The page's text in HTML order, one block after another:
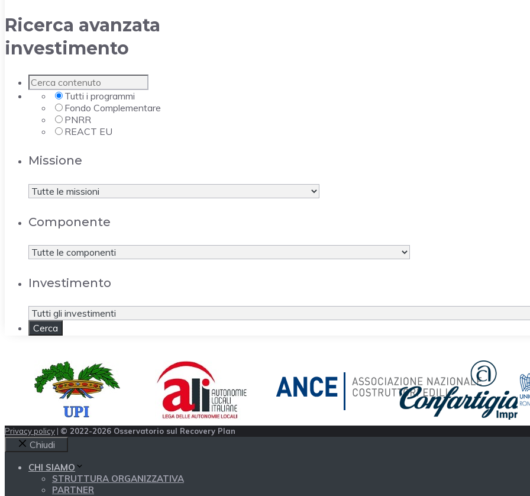
Ricerca avanzata
investimento
Tutti i programmi
Fondo Complementare
PNRR
REACT EU
Missione
Componente
Investimento
Privacy policy | © 2022-2026 Osservatorio sul Recovery Plan
Chiudi
CHI SIAMO
STRUTTURA ORGANIZZATIVA
PARTNER